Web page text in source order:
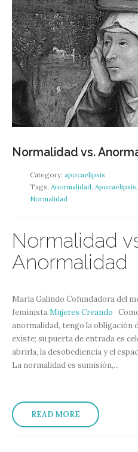
Normalidad vs.
Category: apocaelipsis
Tags: Anormalidad, Apocaelipsis,
Normalidad
Normalidad
Anormalidad
María Galindo Cofundadora del
feministaMujeres Creando
anormalidad, tengo la obligación
existe; su puerta de entrada es
abrirla, la desobediencia y el
La normalidad es sumisión,...
READ MORE